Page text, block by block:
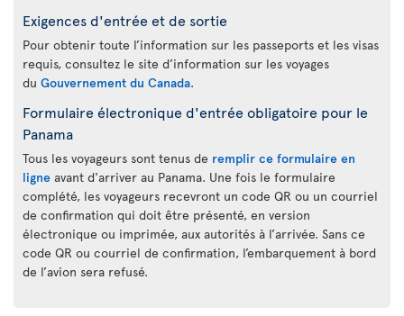
Exigences d'entrée et de sortie
Pour obtenir toute l’information sur les passeports et les visas
requis, consultez le site d’information sur les voyages
du Gouvernement du Canada.
Formulaire électronique d'entrée obligatoire pour le
Panama
Tous les voyageurs sont tenus de remplir ce formulaire en
ligne avant d'arriver au Panama. Une fois le formulaire
complété, les voyageurs recevront un code QR ou un courriel
de confirmation qui doit être présenté, en version
électronique ou imprimée, aux autorités à l’arrivée. Sans ce
code QR ou courriel de confirmation, l’embarquement à bord
de l’avion sera refusé.